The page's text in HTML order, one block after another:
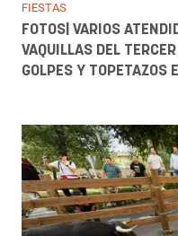
FIESTAS
FOTOS| VARIOS
VAQUILLAS DEL
GOLPES Y TOPETAZOS